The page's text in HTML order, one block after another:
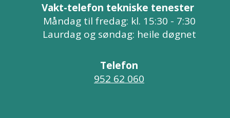
Vakt-telefon tekniske tenester
Måndag til fredag: kl. 15:30 - 7:30
Laurdag og søndag: heile døgnet
Telefon
952 62 060